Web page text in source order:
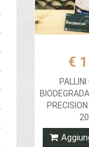
€
PALLINI